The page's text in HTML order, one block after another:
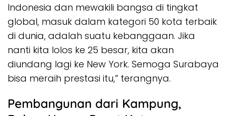
Indonesia dan mewakili bangsa di tingkat
global, masuk dalam kategori 50 kota terbaik
di dunia, adalah suatu kebanggaan. Jika
nanti kita lolos ke 25 besar, kita akan
diundang lagi ke New York. Semoga Surabaya
bisa meraih prestasi itu,” terangnya.
Pembangunan dari Kampung,